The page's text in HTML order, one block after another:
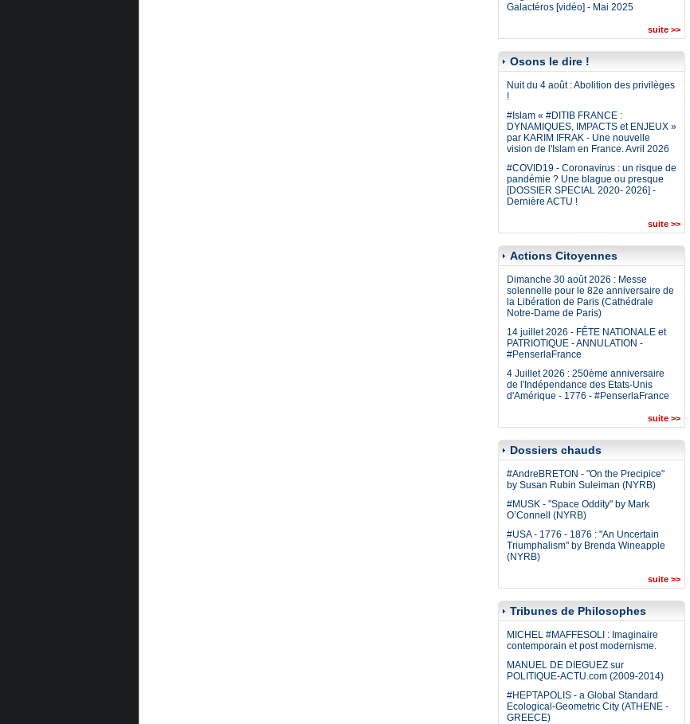
Galactéros [vidéo] - Mai 2025
suite >>
Osons le dire !
Nuit du 4 août : Abolition des privilèges
!
#Islam « #DITIB FRANCE :
DYNAMIQUES, IMPACTS et ENJEUX »
par KARIM IFRAK - Une nouvelle
vision de l'Islam en France. Avril 2026
#COVID19 - Coronavirus : un risque de
pandémie ? Une blague ou presque
[DOSSIER SPECIAL 2020- 2026] -
Dernière ACTU !
suite >>
Actions Citoyennes
Dimanche 30 août 2026 : Messe
solennelle pour le 82e anniversaire de
la Libération de Paris (Cathédrale
Notre-Dame de Paris)
14 juillet 2026 - FÊTE NATIONALE et
PATRIOTIQUE - ANNULATION -
#PenserlaFrance
4 Juillet 2026 : 250ème anniversaire
de l'Indépendance des Etats-Unis
d'Amérique - 1776 - #PenserlaFrance
suite >>
Dossiers chauds
#AndreBRETON - "On the Precipice"
by Susan Rubin Suleiman (NYRB)
#MUSK - "Space Oddity" by Mark
O’Connell (NYRB)
#USA - 1776 - 1876 : "An Uncertain
Triumphalism" by Brenda Wineapple
(NYRB)
suite >>
Tribunes de Philosophes
MICHEL #MAFFESOLI : Imaginaire
contemporain et post modernisme.
MANUEL DE DIEGUEZ sur
POLITIQUE-ACTU.com (2009-2014)
#HEPTAPOLIS - a Global Standard
Ecological-Geometric City (ATHENE -
GREECE)